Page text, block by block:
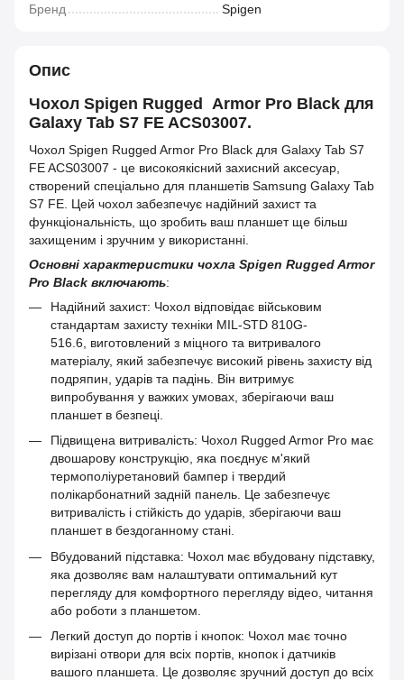
Бренд Spigen
Опис
Чохол Spigen Rugged Armor Pro Black для
Galaxy Tab S7 FE ACS03007.
Чохол Spigen Rugged Armor Pro Black для Galaxy Tab S7
FE ACS03007 - це високоякісний захисний аксесуар,
створений спеціально для планшетів Samsung Galaxy Tab
S7 FE. Цей чохол забезпечує надійний захист та
функціональність, що зробить ваш планшет ще більш
захищеним і зручним у використанні.
Основні характеристики чохла Spigen Rugged Armor
Pro Black включають:
Надійний захист: Чохол відповідає військовим
стандартам захисту техніки MIL-STD 810G-
516.6, виготовлений з міцного та витривалого
матеріалу, який забезпечує високий рівень захисту від
подряпин, ударів та падінь. Він витримує
випробування у важких умовах, зберігаючи ваш
планшет в безпеці.
Підвищена витривалість: Чохол Rugged Armor Pro має
двошарову конструкцію, яка поєднує м'який
термополіуретановий бампер і твердий
полікарбонатний задній панель. Це забезпечує
витривалість і стійкість до ударів, зберігаючи ваш
планшет в бездоганному стані.
Вбудований підставка: Чохол має вбудовану підставку,
яка дозволяє вам налаштувати оптимальний кут
перегляду для комфортного перегляду відео, читання
або роботи з планшетом.
Легкий доступ до портів і кнопок: Чохол має точно
вирізані отвори для всіх портів, кнопок і датчиків
вашого планшета. Це дозволяє зручний доступ до всіх